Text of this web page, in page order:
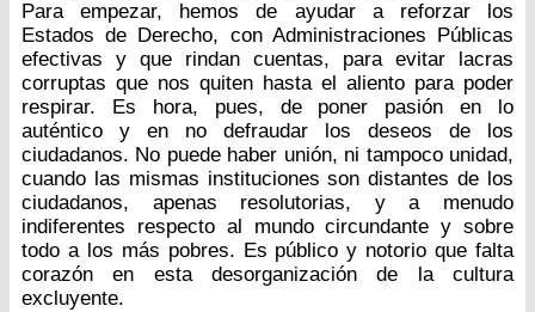
Para empezar, hemos de ayudar a reforzar los
Estados de Derecho, con Administraciones Públicas
efectivas y que rindan cuentas, para evitar lacras
corruptas que nos quiten hasta el aliento para poder
respirar. Es hora, pues, de poner pasión en lo
auténtico y en no defraudar los deseos de los
ciudadanos. No puede haber unión, ni tampoco unidad,
cuando las mismas instituciones son distantes de los
ciudadanos, apenas resolutorias, y a menudo
indiferentes respecto al mundo circundante y sobre
todo a los más pobres. Es público y notorio que falta
corazón en esta desorganización de la cultura
excluyente.